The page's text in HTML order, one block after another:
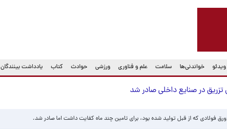
ویدئو خواندنی‌ها سلامت علم و فناوری ورزشی حوادث کتاب یادداشت بینندگان
در صنایع داخلی صادر شد
فولادی که از قبل تولید شده بود، برای تامین چند ماه کفایت داشت اما صادر شد.